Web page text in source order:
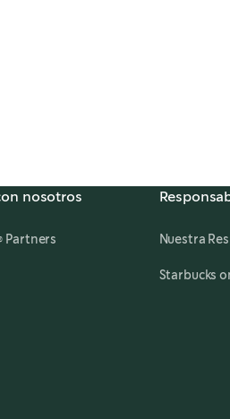
nosotros
Partners opens in a new tab
Nuestra
Starbucks